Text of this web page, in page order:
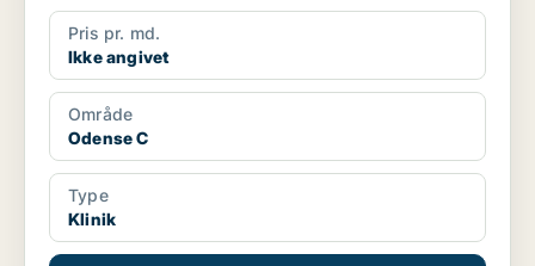
Pris pr. md.
Ikke angivet
Område
Odense C
Type
Klinik